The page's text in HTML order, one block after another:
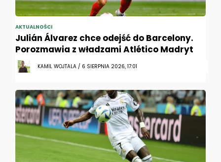
AKTUALNOŚCI
Julián Álvarez chce odejść do Barcelony.
Porozmawia z władzami Atlético Madryt
KAMIL WOJTALA / 6 SIERPNIA 2026, 17:01